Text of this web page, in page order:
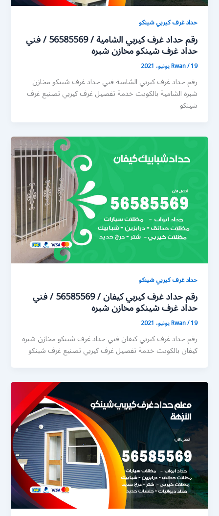
حداد غرف كيربي شينكو
رقم حداد غرف كيربي الشامية / 56585569 / فني
حداد غرف شينكو مخازن شبره
Rwan/19 يونيو، 2021
رقم حداد غرف كيربي الشامية فني حداد غرف شينكو مخازن
شبره الشامية بالكويت خدمة تفصيل غرف كيربي تصنيع غرف
شينكو
حداد غرف كيربي شينكو
رقم حداد غرف كيربي كيفان / 56585569 / فني
حداد غرف شينكو مخازن شبره
Rwan/19 يونيو، 2021
رقم حداد غرف كيربي كيفان فني حداد غرف شينكو مخازن شبره
كيفان بالكويت خدمة تفصيل غرف كيربي تصنيع غرف شينكو